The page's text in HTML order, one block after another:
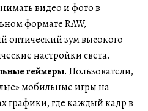
видео и фото в
формате RAW,
оптический зум высокого
настройки света.
геймеры. Пользователи,
мобильные игры на
графики, где каждый кадр в